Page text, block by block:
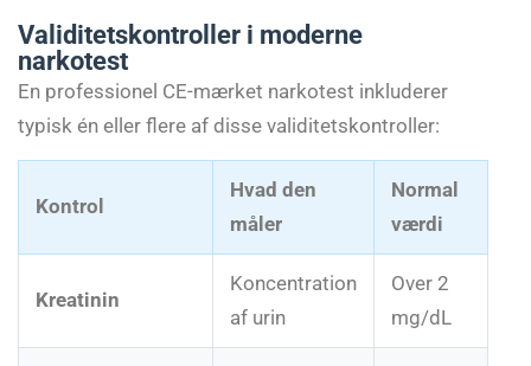
Validitetskontroller i moderne
narkotest
En professionel CE-mærket narkotest inkluderer
typisk én eller flere af disse validitetskontroller:
Kontrol
Hvad den
måler
Normal
værdi
Kreatinin
Koncentration
af urin
Over 2
mg/dL